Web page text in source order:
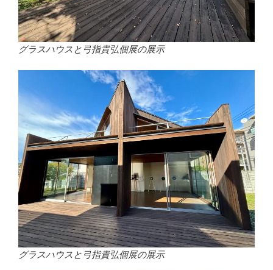
グラスハウスと弓指貴弘個展の展示
グラスハウスと弓指貴弘個展の展示